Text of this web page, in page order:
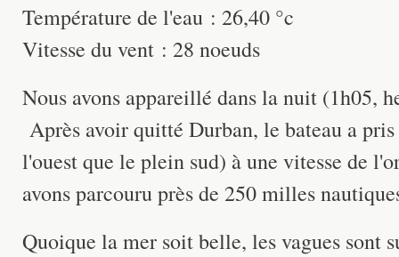
Température de l'eau : 26,40 °c
Vitesse du vent : 28 noeuds
Nous avons appareillé dans la nuit (1h05,
Après avoir quitté Durban, le bateau a
l'ouest que le plein sud) à une vitesse de
avons parcouru près de 250 milles
Quoique la mer soit belle, les vagues sont